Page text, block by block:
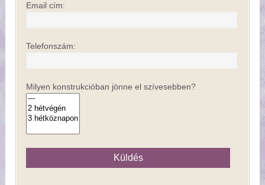
Email cím:
Telefonszám:
Milyen konstrukcióban jönne el szívesebben?